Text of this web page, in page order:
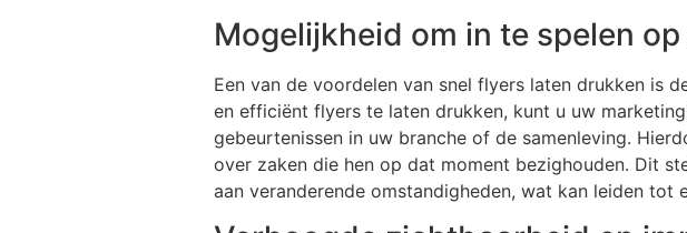
Mogelijkheid om in te spelen
Een van de voordelen van snel flyers laten drukken is
en efficiënt flyers te laten drukken, kunt u uw
gebeurtenissen in uw branche of de samenleving.
over zaken die hen op dat moment bezighouden. Dit
aan veranderende omstandigheden, wat kan leiden